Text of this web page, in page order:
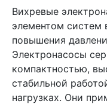
Вихревые
элементом систем
повышения
Электронасосы
компактностью,
стабильной
нагрузках. Они